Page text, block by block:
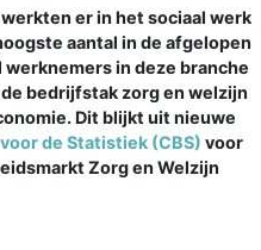
er in het sociaal werk
aantal in de afgelopen
werknemers in deze branche
bedrijfstak zorg en welzijn
Dit blijkt uit nieuwe
de Statistiek (CBS) voor
Zorg en Welzijn